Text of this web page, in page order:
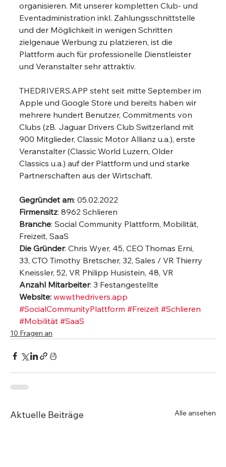
organisieren. Mit unserer kompletten Club- und
Eventadministration inkl. Zahlungsschnittstelle
und der Möglichkeit in wenigen Schritten
zielgenaue Werbung zu platzieren, ist die
Plattform auch für professionelle Dienstleister
und Veranstalter sehr attraktiv.
THEDRIVERS.APP steht seit mitte September im
Apple und Google Store und bereits haben wir
mehrere hundert Benutzer, Commitments von
Clubs (zB. Jaguar Drivers Club Switzerland mit
900 Mitglieder, Classic Motor Allianz u.a.), erste
Veranstalter (Classic World Luzern, Older
Classics u.a.) auf der Plattform und und starke
Partnerschaften aus der Wirtschaft.
Gegründet am: 05.02.2022
Firmensitz: 8962 Schlieren
Branche: Social Community Plattform, Mobilität,
Freizeit, SaaS
Die Gründer: Chris Wyer, 45, CEO Thomas Erni,
33, CTO Timothy Bretscher, 32, Sales / VR Thierry
Kneissler, 52, VR Philipp Husistein, 48, VR
Anzahl Mitarbeiter: 3 Festangestellte
Website: www.thedrivers.app
#SocialCommunityPlattform #Freizeit #Schlieren
#Mobilität #SaaS
10 Fragen an
Aktuelle Beiträge Alle ansehen